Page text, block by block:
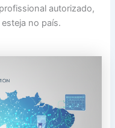
autorizado,
no país.